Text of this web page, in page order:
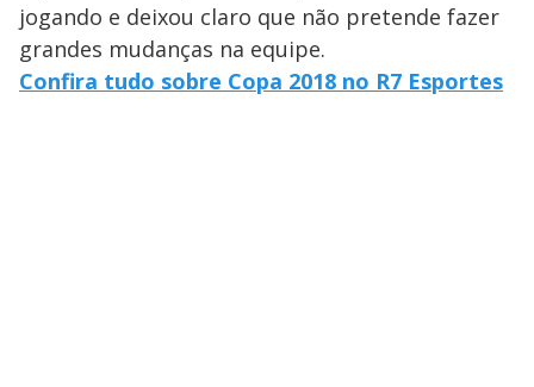
jogando e deixou claro que não pretende fazer
grandes mudanças na equipe.
Confira tudo sobre Copa 2018 no R7 Esportes